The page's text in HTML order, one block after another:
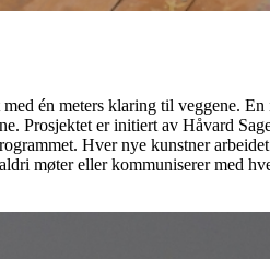
én meters klaring til veggene.
Prosjektet er initiert av Håvard
Hver nye kunstner
møter eller kommuniserer med